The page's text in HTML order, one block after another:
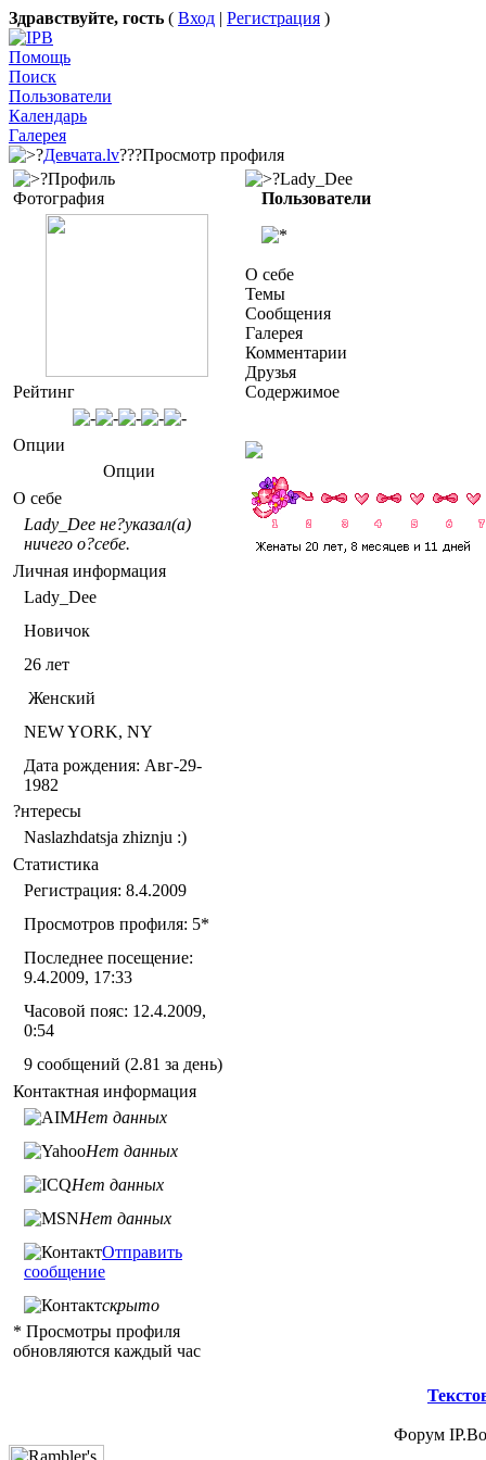
Здравствуйте, гость ( Вход | Регистрация )
Помощь
Поиск
Пользователи
Календарь
Галерея
?Девчата.lv???Просмотр профиля
?Профиль
Фотография
Рейтинг
Опции
Опции
О себе
Lady_Dee не?указал(а)
ничего о?себе.
Личная информация
Lady_Dee
Новичок
26 лет
Женский
NEW YORK, NY
Дата рождения: Авг-29-
1982
?нтересы
Naslazhdatsja zhiznju :)
Статистика
Регистрация: 8.4.2009
Просмотров профиля: 5*
Последнее посещение:
9.4.2009, 17:33
Часовой пояс: 12.4.2009,
0:54
9 сообщений (2.81 за день)
Контактная информация
Нет данных
Нет данных
Нет данных
Нет данных
Отправить
сообщение
скрыто
* Просмотры профиля
обновляются каждый час
?Lady_Dee
Пользователи
О себе
Темы
Сообщения
Галерея
Комментарии
Друзья
Содержимое
Форум